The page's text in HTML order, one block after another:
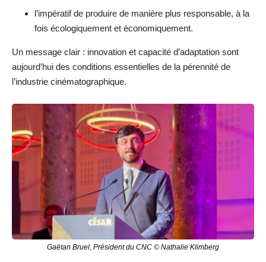
l’impératif de produire de manière plus responsable, à la
fois écologiquement et économiquement.
Un message clair : innovation et capacité d’adaptation sont
aujourd’hui des conditions essentielles de la pérennité de
l’industrie cinématographique.
Gaëtan Bruel, Président du CNC © Nathalie Klimberg